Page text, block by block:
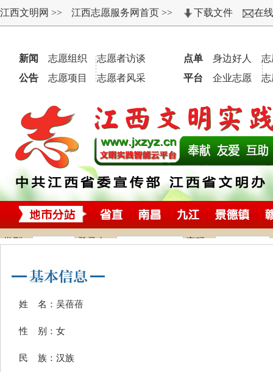
姓 名：吴蓓蓓
性 别：女
民 族：汉族